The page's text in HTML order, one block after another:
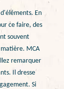
En
ce faire, des
souvent
MCA
remarquer
Il dresse
Si